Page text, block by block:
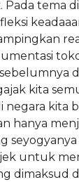
tema
kita
negara kita
hanya
untuk
dimaksud